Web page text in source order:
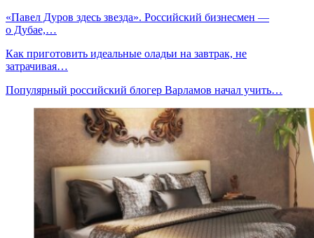
«Павел Дуров здесь звезда». Российский бизнесмен —
о Дубае,…
Как приготовить идеальные оладьи на завтрак, не
затрачивая…
Популярный российский блогер Варламов начал учить…